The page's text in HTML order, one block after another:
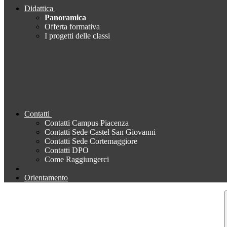
Didattica
Panoramica
Offerta formativa
I progetti delle classi
Contatti
Contatti Campus Piacenza
Contatti Sede Castel San Giovanni
Contatti Sede Cortemaggiore
Contatti DPO
Come Raggiungerci
Orientamento